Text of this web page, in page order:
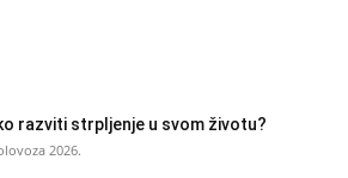
razviti strpljenje u svom životu?
2026.